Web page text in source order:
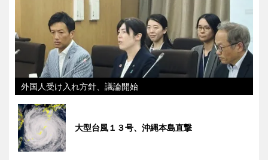
外国人受け入れ方針、議論開始
大型台風１３号、沖縄本島直撃